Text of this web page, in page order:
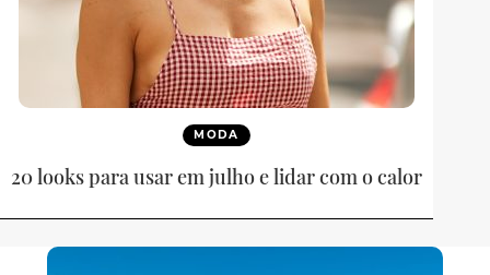
MODA
20 looks para usar em julho e lidar com o calor